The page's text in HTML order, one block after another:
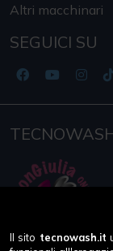
Altri macchinari
SEGUICI SU
Il sito tecnowash.it